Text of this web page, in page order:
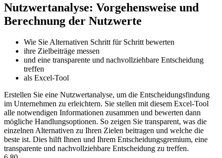
Nutzwertanalyse: Vorgehensweise und
Berechnung der Nutzwerte
Wie Sie Alternativen Schritt für Schritt bewerten
ihre Zielbeiträge messen
und eine transparente und nachvollziehbare Entscheidung
treffen
als Excel-Tool
Erstellen Sie eine Nutzwertanalyse, um die Entscheidungsfindung
im Unternehmen zu erleichtern. Sie stellen mit diesem Excel-Tool
alle notwendigen Informationen zusammen und bewerten dann
mögliche Handlungsoptionen. So zeigen Sie transparent, was die
einzelnen Alternativen zu Ihren Zielen beitragen und welche die
beste ist. Dies hilft Ihnen und Ihrem Entscheidungsgremium, eine
transparente und nachvollziehbare Entscheidung zu treffen.